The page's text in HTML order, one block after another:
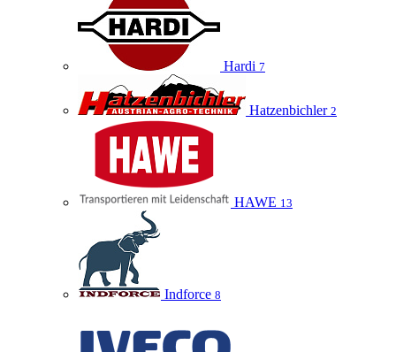
Hardi 7
Hatzenbichler 2
HAWE 13
Indforce 8